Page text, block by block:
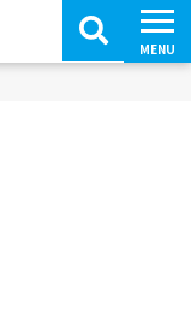
MENU